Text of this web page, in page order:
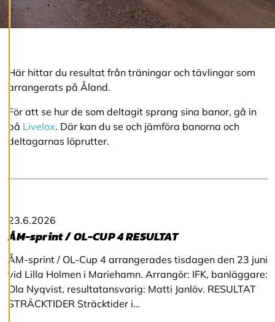
v
i
l
l
A
c
p
a
a
l
a
c
o
o
k
Här hittar du resultat från träningar och tävlingar som
arrangerats på Åland.
För att se hur de som deltagit sprang sina banor, gå in
på Livelox. Där kan du se och jämföra banorna och
deltagarnas löprutter.
23.6.2026
ÅM-sprint / OL-CUP 4 RESULTAT
ÅM-sprint / OL-Cup 4 arrangerades tisdagen den 23 juni
vid Lilla Holmen i Mariehamn. Arrangör: IFK, banläggare:
Ola Nyqvist, resultatansvarig: Matti Janlöv. RESULTAT
STRÄCKTIDER Sträcktider i…